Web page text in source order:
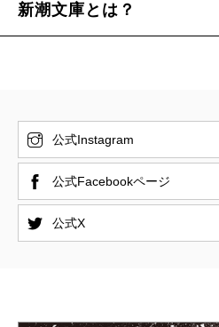
新潮文庫とは？
公式Instagram
公式Facebookページ
公式X